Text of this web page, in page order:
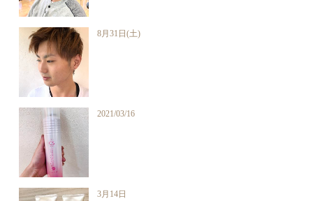
8月31日(土)
2021/03/16
3月14日